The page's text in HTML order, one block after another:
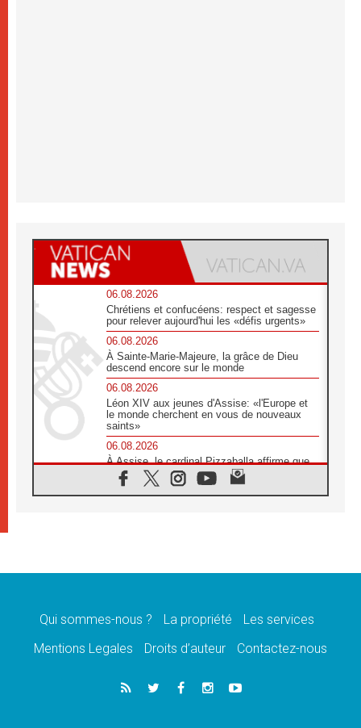
06.08.2026
Chrétiens et confucéens: respect et sagesse
pour relever aujourd'hui les «défis urgents»
06.08.2026
À Sainte-Marie-Majeure, la grâce de Dieu
descend encore sur le monde
06.08.2026
Léon XIV aux jeunes d'Assise: «l'Europe et
le monde cherchent en vous de nouveaux
saints»
06.08.2026
À Assise, le cardinal Pizzaballa affirme que
«les chrétiens veulent la paix»
06.08.2026
message de paix et de dignité humaine»
«La visite du Pape en Uruguay renforcera
05.08.2026
Le nonce en Ukraine: «Il est inquiétant
Qui sommes-nous ? La propriété
Les services
Mentions Legales
Droits d’auteur Contactez-nous